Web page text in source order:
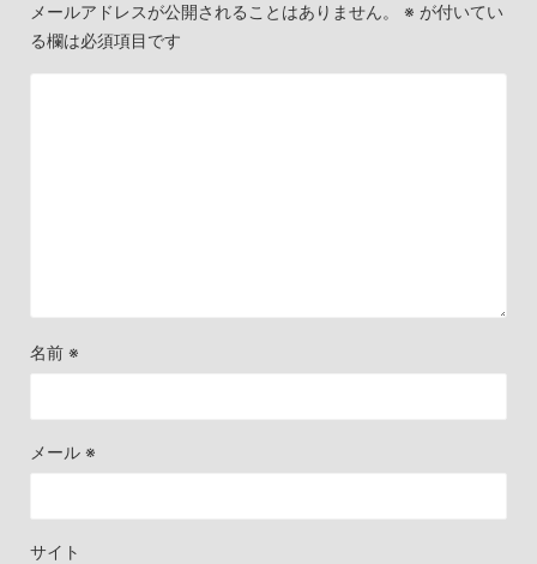
メールアドレスが公開されることはありません。 ※ が付いてい
る欄は必須項目です
名前 ※
メール ※
サイト